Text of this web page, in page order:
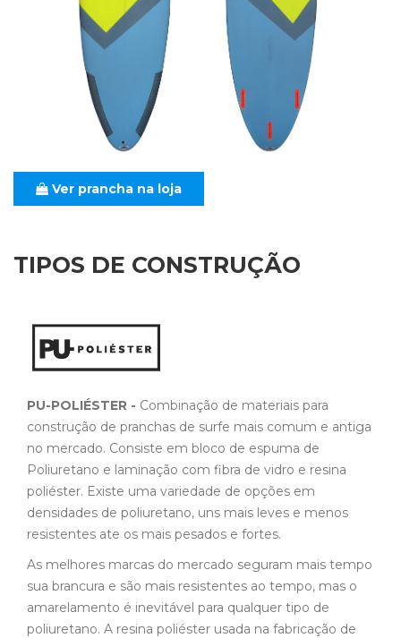
Ver prancha na loja
TIPOS DE CONSTRUÇÃO
PU-POLIÉSTER - Combinação de materiais para
construção de pranchas de surfe mais comum e antiga
no mercado. Consiste em bloco de espuma de
Poliuretano e laminação com fibra de vidro e resina
poliéster. Existe uma variedade de opções em
densidades de poliuretano, uns mais leves e menos
resistentes ate os mais pesados e fortes.
As melhores marcas do mercado seguram mais tempo
sua brancura e são mais resistentes ao tempo, mas o
amarelamento é inevitável para qualquer tipo de
poliuretano. A resina poliéster usada na fabricação de